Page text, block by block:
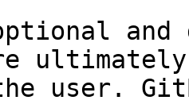
and
user.